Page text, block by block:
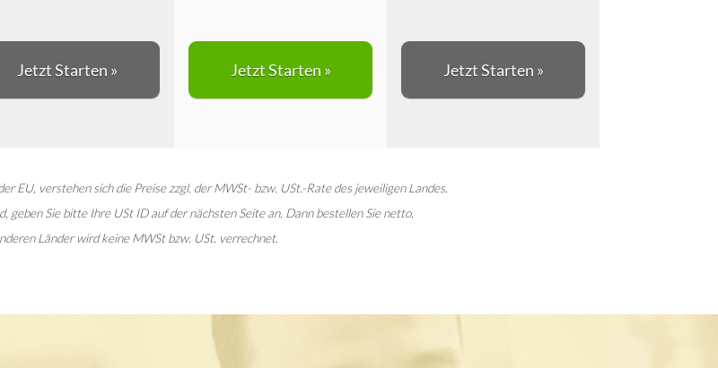
Jetzt Starten » Jetzt Starten » Jetzt Starten »
EU, verstehen sich die Preise zzgl. der MWSt- bzw. USt.-Rate des jeweiligen Landes.
geben Sie bitte Ihre USt ID auf der nächsten Seite an. Dann bestellen Sie netto.
Länder wird keine MWSt bzw. USt. verrechnet.